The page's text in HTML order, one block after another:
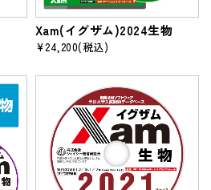
Xam(イグザム)2024生物
¥24,200(税込)